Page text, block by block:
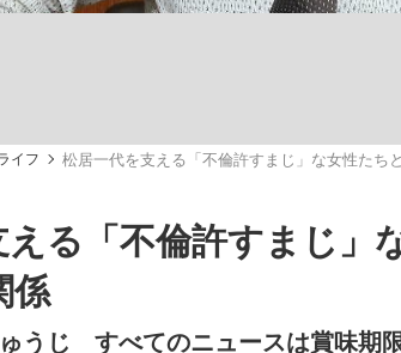
聞かれなかった」侍ジャパン選手が証言した“NPB聞
撃せよ。
イフ 松居一代を支える「不倫許すまじ」な女性たち
る「不倫許すまじ」
係
うじ すべてのニュースは賞味期